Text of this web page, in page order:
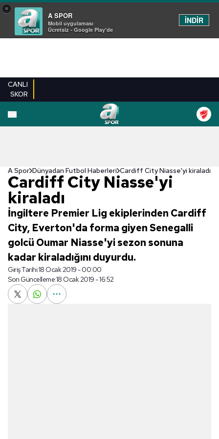
×
A SPOR
Mobil uygulaması
Ücretsiz - Google Play'de
İNDİR
CANLI
SKOR
A Spor Dünyadan Futbol Haberleri Cardiff City Niasse'yi kiraladı
Cardiff City Niasse'yi
kiraladı
İngiltere Premier Lig ekiplerinden Cardiff
City, Everton'da forma giyen Senegalli
golcü Oumar Niasse'yi sezon sonuna
kadar kiraladığını duyurdu.
Giriş Tarihi:18 Ocak 2019 - 00:00
Son Güncelleme:18 Ocak 2019 - 16:52